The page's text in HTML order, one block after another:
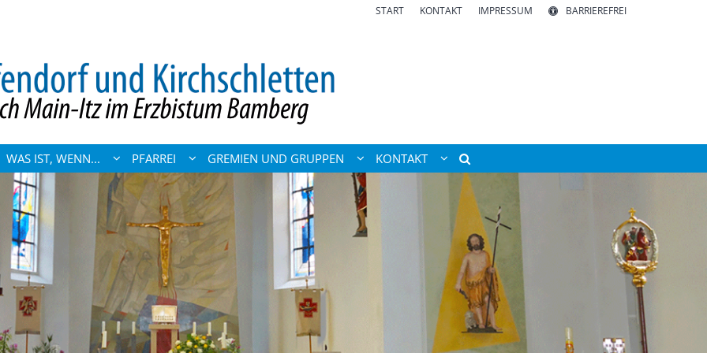
START KONTAKT IMPRESSUM BARRIEREFREI
WAS IST, WENN... PFARREI GREMIEN UND GRUPPEN KONTAKT